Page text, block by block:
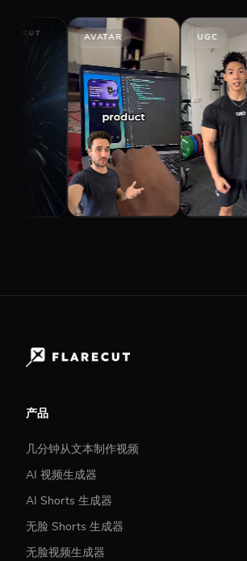
AVATAR
产品
几分钟从文本制作视频
AI 视频生成器
AI Shorts 生成器
无脸 Shorts 生成器
无脸视频生成器